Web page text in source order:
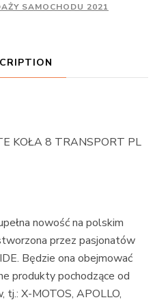
SAMOCHODU 2021
KOŁA 8 TRANSPORT PL
nowość na polskim
przez pasjonatów
Będzie ona obejmować
produkty pochodzące od
tj.: X-MOTOS, APOLLO,